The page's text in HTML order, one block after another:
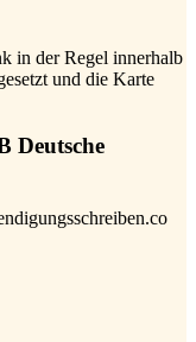
in der Regel innerhalb
und die Karte
Deutsche